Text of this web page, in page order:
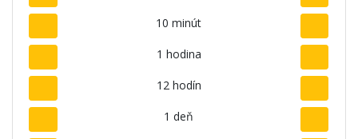
10 minút
1 hodina
12 hodín
1 deň